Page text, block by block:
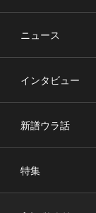
ニュース
インタビュー
新譜ウラ話
特集